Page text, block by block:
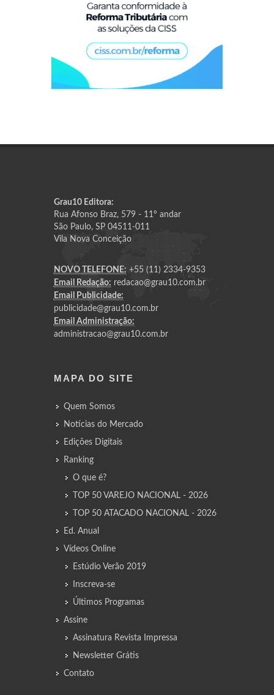
Grau10 Editora:
Rua Afonso Braz, 579 - 11º andar
São Paulo, SP 04511-011
Vila Nova Conceição
NOVO TELEFONE: +55 (11) 2334-9353
Email Redação: redacao@grau10.com.br
Email Publicidade:
publicidade@grau10.com.br
Email Administração:
administracao@grau10.com.br
MAPA DO SITE
Quem Somos
Notícias do Mercado
Edições Digitais
Ranking
O que é?
TOP 50 VAREJO NACIONAL - 2026
TOP 50 ATACADO NACIONAL - 2026
Ed. Anual
Vídeos Online
Estúdio Verão 2019
Inscreva-se
Últimos Programas
Assine
Assinatura Revista Impressa
Newsletter Grátis
Contato